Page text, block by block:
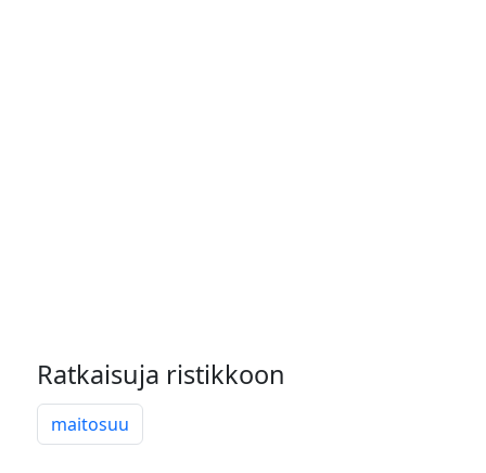
Ratkaisuja ristikkoon
maitosuu